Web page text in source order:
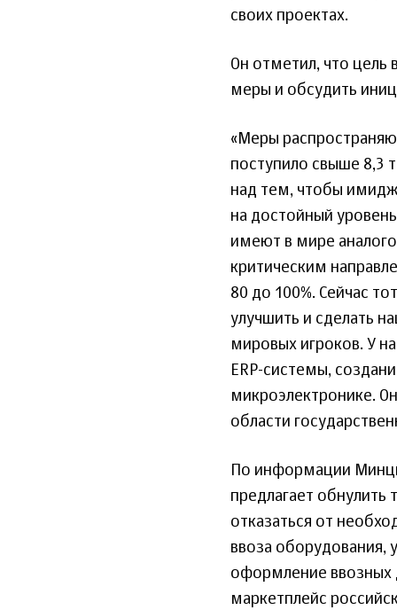
своих проектах.
Он отметил, что цель
меры и обсудить
«Меры
поступило свыше 8,3
над тем, чтобы
на достойный
имеют в мире
критическим
80 до 100%. Сейчас
улучшить и сделать
мировых игроков. У
ERP-системы,
микроэлектронике.
области
По информации
предлагает
отказаться от
ввоза оборудования,
оформление ввозных
маркетплейс